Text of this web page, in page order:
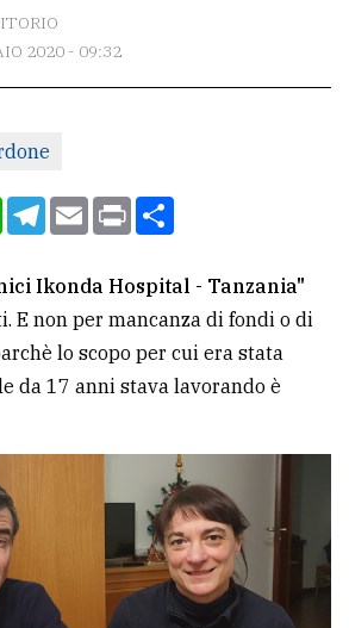
2020 - 09:32
WhatsApp
Telegram
EmailPrint
Ikonda Hospital - Tanzania"
E non per mancanza di fondi o di
lo scopo per cui era stata
da 17 anni stava lavorando è